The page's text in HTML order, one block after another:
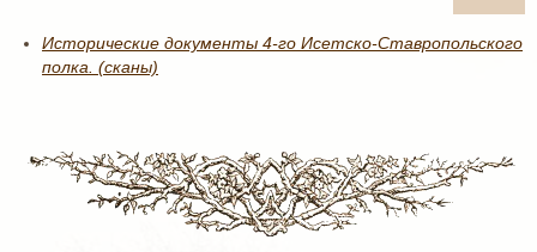
Исторические документы 4-го Исетско-Ставропольского
полка. (сканы)